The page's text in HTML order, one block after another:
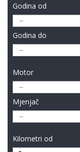
Godina od
Godina do
Motor
Mjenjač
Kilometri od